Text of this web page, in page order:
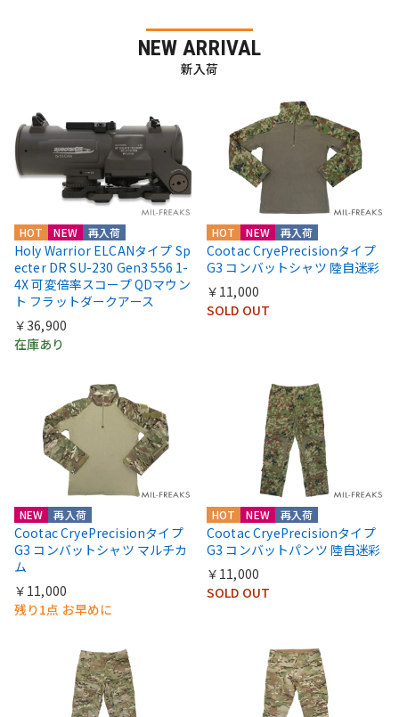
NEW ARRIVAL
新入荷
HOT NEW 再入荷
Holy Warrior ELCANタイプ Sp
ecter DR SU-230 Gen3 556 1-
4X 可変倍率スコープ QDマウン
ト フラットダークアース
￥36,900
在庫あり
HOT NEW 再入荷
Cootac CryePrecisionタイプ
G3 コンバットシャツ 陸自迷彩
￥11,000
SOLD OUT
NEW 再入荷
Cootac CryePrecisionタイプ
G3 コンバットシャツ マルチカ
ム
￥11,000
残り1点 お早めに
HOT NEW 再入荷
Cootac CryePrecisionタイプ
G3 コンバットパンツ 陸自迷彩
￥11,000
SOLD OUT